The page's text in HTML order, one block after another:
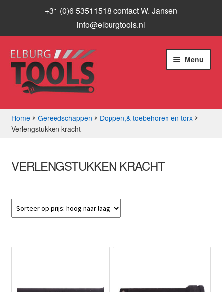
+31 (0)6 53511518 contact W. Jansen
info@elburgtools.nl
Ga
door
naar
navigatie
Ga
naar
inhoud
Menu
Assortiment
Aanbiedingen
Contact
Home Gereedschappen
Doppen,& toebehoren en torx
Verlengstukken kracht
VERLENGSTUKKEN KRACHT